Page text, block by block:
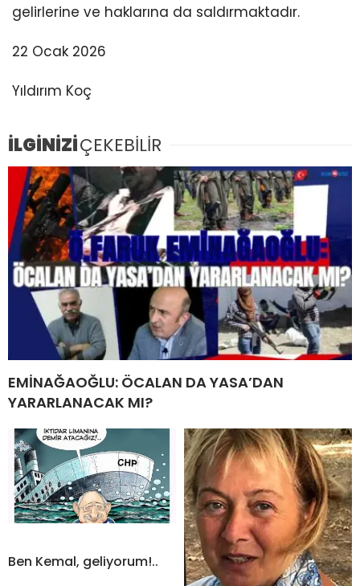
gelirlerine ve haklarına da saldırmaktadır.
22 Ocak 2026
Yıldırım Koç
İLGİNİZİÇEKEBİLİR
EMİNAĞAOĞLU: ÖCALAN DA YASA’DAN
YARARLANACAK MI?
Ben Kemal, geliyorum!..